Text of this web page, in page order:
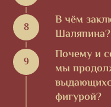
В чём
Шаляпина?
Почему и
мы
фигурой?